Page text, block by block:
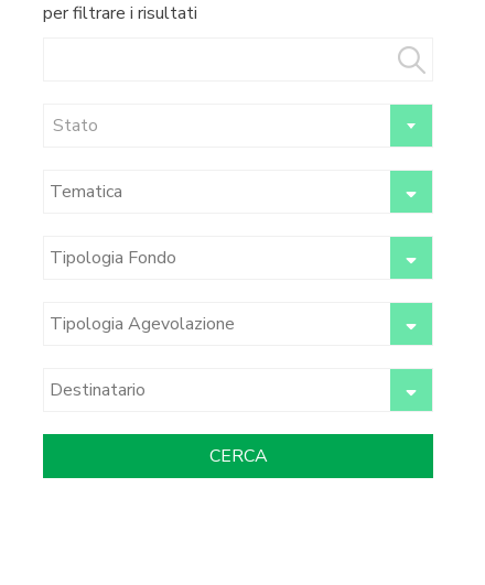
per filtrare i risultati
Stato